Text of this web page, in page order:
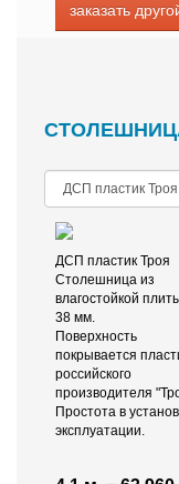
заказать
ДСП пластик Троя
Столешница из
влагостойкой
38 мм.
Поверхность
покрывается
российского
производителя
Простота в
эксплуатации.